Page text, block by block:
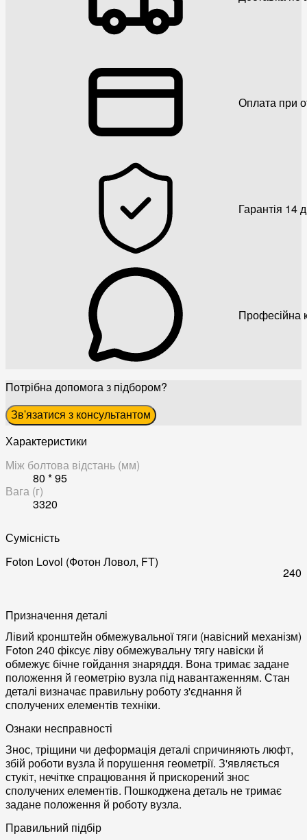
Оплата при
Гарантія 14
Професійна
Потрібна допомога з підбором?
Зв'язатися з консультантом
Характеристики
Між болтова відстань (мм)
80 * 95
Вага (г)
3320
Сумісність
Foton Lovol (Фотон Ловол, FT)
240
Призначення деталі
Лівий кронштейн обмежувальної тяги (навісний механізм)
Foton 240 фіксує ліву обмежувальну тягу навіски й
обмежує бічне гойдання знаряддя. Вона тримає задане
положення й геометрію вузла під навантаженням. Стан
деталі визначає правильну роботу з'єднання й
сполучених елементів техніки.
Ознаки несправності
Знос, тріщини чи деформація деталі спричиняють люфт,
збій роботи вузла й порушення геометрії. З'являється
стукіт, нечітке спрацювання й прискорений знос
сполучених елементів. Пошкоджена деталь не тримає
задане положення й роботу вузла.
Правильний підбір